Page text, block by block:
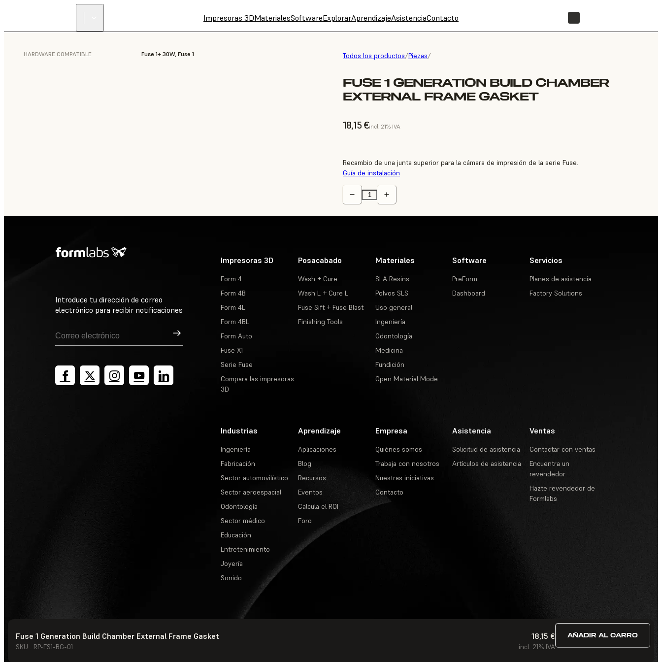
Impresoras 3DMaterialesSoftwareExplorarAprendizajeAsistenciaContacto
Todos los productos/Piezas/
FUSE 1 GENERATION BUILD CHAMBER
EXTERNAL FRAME GASKET
18,15 €incl. 21% IVA
HARDWARE COMPATIBLE Fuse 1+ 30W, Fuse 1
Recambio de una junta superior para la cámara de impresión de la serie Fuse.
Guía de instalación
Fuse 1 Generation Build Chamber External Frame Gasket
SKU : RP-FS1-BG-01
18,15 €
incl. 21% IVA
AÑADIR AL CARRO
Introduce tu dirección de correo
electrónico para recibir notificaciones
Suscribirse
Impresoras 3D
Form 4
Form 4B
Form 4L
Form 4BL
Form Auto
Fuse X1
Serie Fuse
Compara las impresoras
3D
Posacabado
Wash + Cure
Wash L + Cure L
Fuse Sift + Fuse Blast
Finishing Tools
Materiales
SLA Resins
Polvos SLS
Uso general
Ingeniería
Odontología
Medicina
Fundición
Open Material Mode
Software
PreForm
Dashboard
Servicios
Planes de asistencia
Factory Solutions
Industrias
Ingeniería
Fabricación
Sector automovilístico
Sector aeroespacial
Odontología
Sector médico
Educación
Entretenimiento
Joyería
Sonido
Aprendizaje
Aplicaciones
Blog
Recursos
Eventos
Calcula el ROI
Foro
Empresa
Quiénes somos
Trabaja con nosotros
Nuestras iniciativas
Contacto
Asistencia
Solicitud de asistencia
Artículos de asistencia
Ventas
Contactar con ventas
Encuentra un
revendedor
Hazte revendedor de
Formlabs
© Formlabs Concursos y sorteos · Preguntas frecuentes